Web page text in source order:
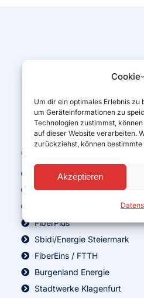
Um dir ein optimales Erlebnis zu
um Geräteinformationen zu
Technologien zustimmst,
auf dieser Website verarbeiten.
zurückziehst, können
Akzeptieren
Glasfaser Internet
Kelag / GNK
öGIG
FiberPlus
Sbidi/Energie Steiermark
FiberEins / FTTH
Burgenland Energie
Stadtwerke Klagenfurt